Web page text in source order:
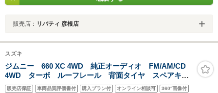
販売店： リバティ 彦根店
スズキ
ジムニー 660 XC 4WD 純正オーディオ FM/AM/CD
4WD ターボ ルーフレール 背面タイヤ スペアキー1
本 取扱説明書・保証書
販売店保証 車両品質評価書付 購入プラン付 オンライン相談可 360°画像付